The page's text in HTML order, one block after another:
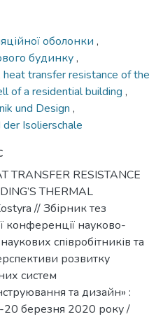
оболонки ,
будинку,
heat transfer resistance of the
of a residential building ,
und Design ,
Isolierschale
TRANSFER RESISTANCE
THERMAL
// Збірник тез
конференції науково-
співробітників та
розвитку
систем
та дизайн» :
20 березня 2020 року /